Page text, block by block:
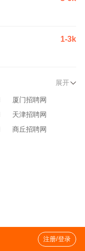
1-3k
展开
厦门招聘网
天津招聘网
商丘招聘网
注册/登录